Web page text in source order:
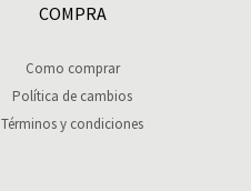
COMPRA
Como comprar
Política de cambios
Términos y condiciones